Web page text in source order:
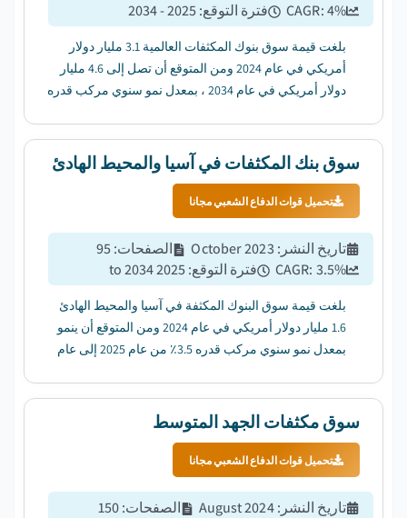
CAGR:4% فترة التوقع:
2025 - 2034
بلغت قيمة سوق بنوك المكثفات العالمية 3.1 مليار دولار
أمريكي في عام 2024 ومن المتوقع أن تصل إلى 4.6 مليار
دولار أمريكي في عام 2034 ، بمعدل نمو سنوي مركب قدره
سوق بنك المكثفات في آسيا والمحيط الهادئ
تحميل قوات الدفاع الشعبي مجانا
تاريخ النشر :
October 2023 الصفحات:
95
CAGR: 3.5% فترة التوقع:
2025 to 2034
بلغت قيمة سوق البنوك المكثفة في آسيا والمحيط الهادئ
1.6 مليار دولار أمريكي في عام 2024 ومن المتوقع أن ينمو
بمعدل نمو سنوي مركب قدره 3.5٪ من عام 2025 إلى عام
سوق مكثفات الجهد المتوسط
تحميل قوات الدفاع الشعبي مجانا
تاريخ النشر :
August 2024 الصفحات:
150